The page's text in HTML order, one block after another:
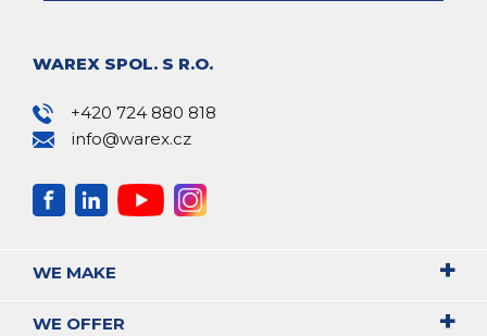
WAREX SPOL. S R.O.
+420 724 880 818
info@warex.cz
WE MAKE
WE OFFER